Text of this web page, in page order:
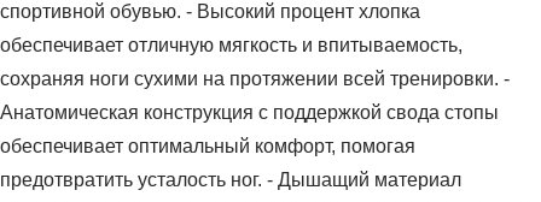
спортивной обувью. - Высокий процент хлопка
обеспечивает отличную мягкость и впитываемость,
сохраняя ноги сухими на протяжении всей тренировки. -
Анатомическая конструкция с поддержкой свода стопы
обеспечивает оптимальный комфорт, помогая
предотвратить усталость ног. - Дышащий материал